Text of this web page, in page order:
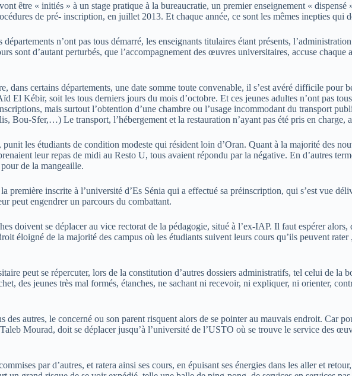
être « initiés » à un stage pratique à la bureaucratie, un premier enseignement «
de pré- inscription, en juillet 2013. Et chaque année, ce sont les mêmes inepties qui
n’ont pas tous démarré, les enseignants titulaires étant présents,
sont d’autant perturbés, que l’accompagnement des œuvres universitaires, accuse chaque
dans certains départements, une date somme toute convenable, il s’est avéré difficile pour
El Kébir, soit les tous derniers jours du mois d’octobre. Et ces jeunes adultes n’ont pas
mais surtout l’obtention d’une chambre ou l’usage incommodant du transport
Sfer,…) Le transport, l’hébergement et la restauration n’ayant pas été pris en charge,
les étudiants de condition modeste qui résident loin d’Oran. Quant à la majorité des
leur repas de midi au Resto U, tous avaient répondu par la négative. En d’autres
de la mangeaille.
première inscrite à l’université d’Es Sénia qui a effectué sa préinscription, qui s’est vue
peut engendrer un parcours du combattant.
doivent se déplacer au vice rectorat de la pédagogie, situé à l’ex-IAP. Il faut espérer
éloigné de la majorité des campus où les étudiants suivent leurs cours qu’ils peuvent
peut se répercuter, lors de la constitution d’autres dossiers administratifs, tel celui de la
des jeunes très mal formés, étanches, ne sachant ni recevoir, ni expliquer, ni orienter,
des autres, le concerné ou son parent risquent alors de se pointer au mauvais endroit. Car
Mourad, doit se déplacer jusqu’à l’université de l’USTO où se trouve le service des
par d’autres, et ratera ainsi ses cours, en épuisant ses énergies dans les aller et